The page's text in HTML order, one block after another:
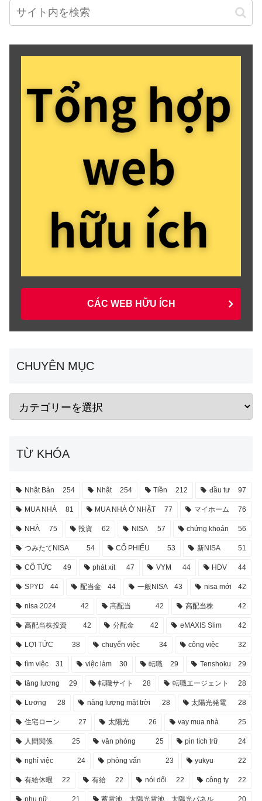
CÁC WEB HỮU ÍCH
CHUYÊN MỤC
TỪ KHÓA
Nhật Bản 254 Nhật 254 Tiền 212 đầu tư 97
MUA NHÀ 81 MUA NHÀ Ở NHẬT 77 マイホーム 76
NHÀ 75 投資 62 NISA 57 chứng khoán 56
つみたてNISA 54 CỔ PHIẾU 53 新NISA 51
CỔ TỨC 49 phát xít 47 VYM 44 HDV 44
SPYD 44 配当金 44 一般NISA 43 nisa mới 42
nisa 2024 42 高配当 42 高配当株 42
高配当株投資 42 分配金 42 eMAXIS Slim 42
LỢI TỨC 38 chuyển việc 34 công việc 32
tìm việc 31 việc làm 30 転職 29 Tenshoku 29
tăng lương 29 転職サイト 28 転職エージェント 28
Lương 28 năng lượng mặt trời 28 太陽光発電 28
住宅ローン 27 太陽光 26 vay mua nhà 25
人間関係 25 văn phòng 25 pin tích trữ 24
nghỉ việc 24 phỏng vấn 23 yukyu 22
有給休暇 22 有給 22 nói dối 22 công ty 22